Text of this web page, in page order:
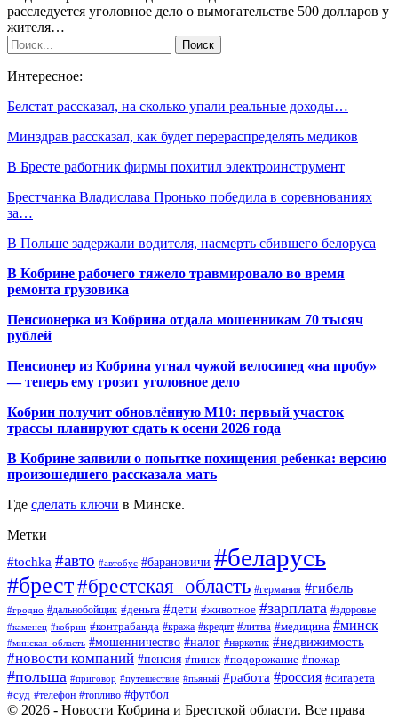
расследуется уголовное дело о вымогательстве 500 долларов у
жителя…
Интересное:
Белстат рассказал, на сколько упали реальные доходы…
Минздрав рассказал, как будет перераспределять медиков
В Бресте работник фирмы похитил электроинструмент
Брестчанка Владислава Пронько победила в соревнованиях
за…
В Польше задержали водителя, насмерть сбившего белоруса
В Кобрине рабочего тяжело травмировало во время
ремонта грузовика
Пенсионерка из Кобрина отдала мошенникам 70 тысяч
рублей
Пенсионер из Кобрина угнал чужой велосипед «на пробу»
— теперь ему грозит уголовное дело
Кобрин получит обновлённую М10: первый участок
трассы планируют сдать к осени 2026 года
В Кобрине заявили о попытке похищения ребенка: версию
произошедшего рассказала мать
Где сделать ключи в Минске.
Метки
#tochka #авто #автобус #барановичи #беларусь
#брест#брестская_область #германия #гибель
#гродно #дальнобойщик #деньга #дети #животное #зарплата #здоровье
#каменец #кобрин #контрабанда #кража #кредит #литва #медицина #минск
#минская_область #мошенничество #налог #наркотик #недвижимость
#новости компаний #пенсия #пинск #подорожание #пожар
#польша #приговор #путешествие #пьяный #работа #россия #сигарета
#суд #телефон #топливо #футбол
© 2026 - Новости Кобрина и Брестской области. Все права